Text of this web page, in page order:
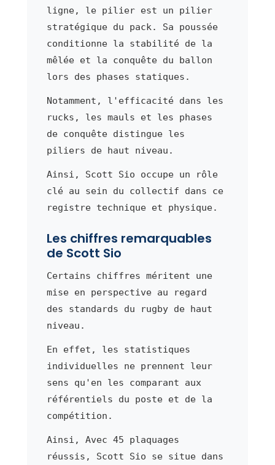
ligne, le pilier est un pilier
stratégique du pack. Sa poussée
conditionne la stabilité de la
mêlée et la conquête du ballon
lors des phases statiques.
Notamment, l'efficacité dans les
rucks, les mauls et les phases
de conquête distingue les
piliers de haut niveau.
Ainsi, Scott Sio occupe un rôle
clé au sein du collectif dans ce
registre technique et physique.
Les chiffres remarquables
de Scott Sio
Certains chiffres méritent une
mise en perspective au regard
des standards du rugby de haut
niveau.
En effet, les statistiques
individuelles ne prennent leur
sens qu'en les comparant aux
référentiels du poste et de la
compétition.
Ainsi, Avec 45 plaquages
réussis, Scott Sio se situe dans